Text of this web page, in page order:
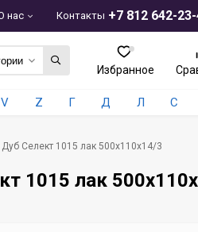
+7 812 642-
нас Контакты
Избранное
V Z Г Д Л С
Селект 1015 лак 500х110х14/3
1015 лак